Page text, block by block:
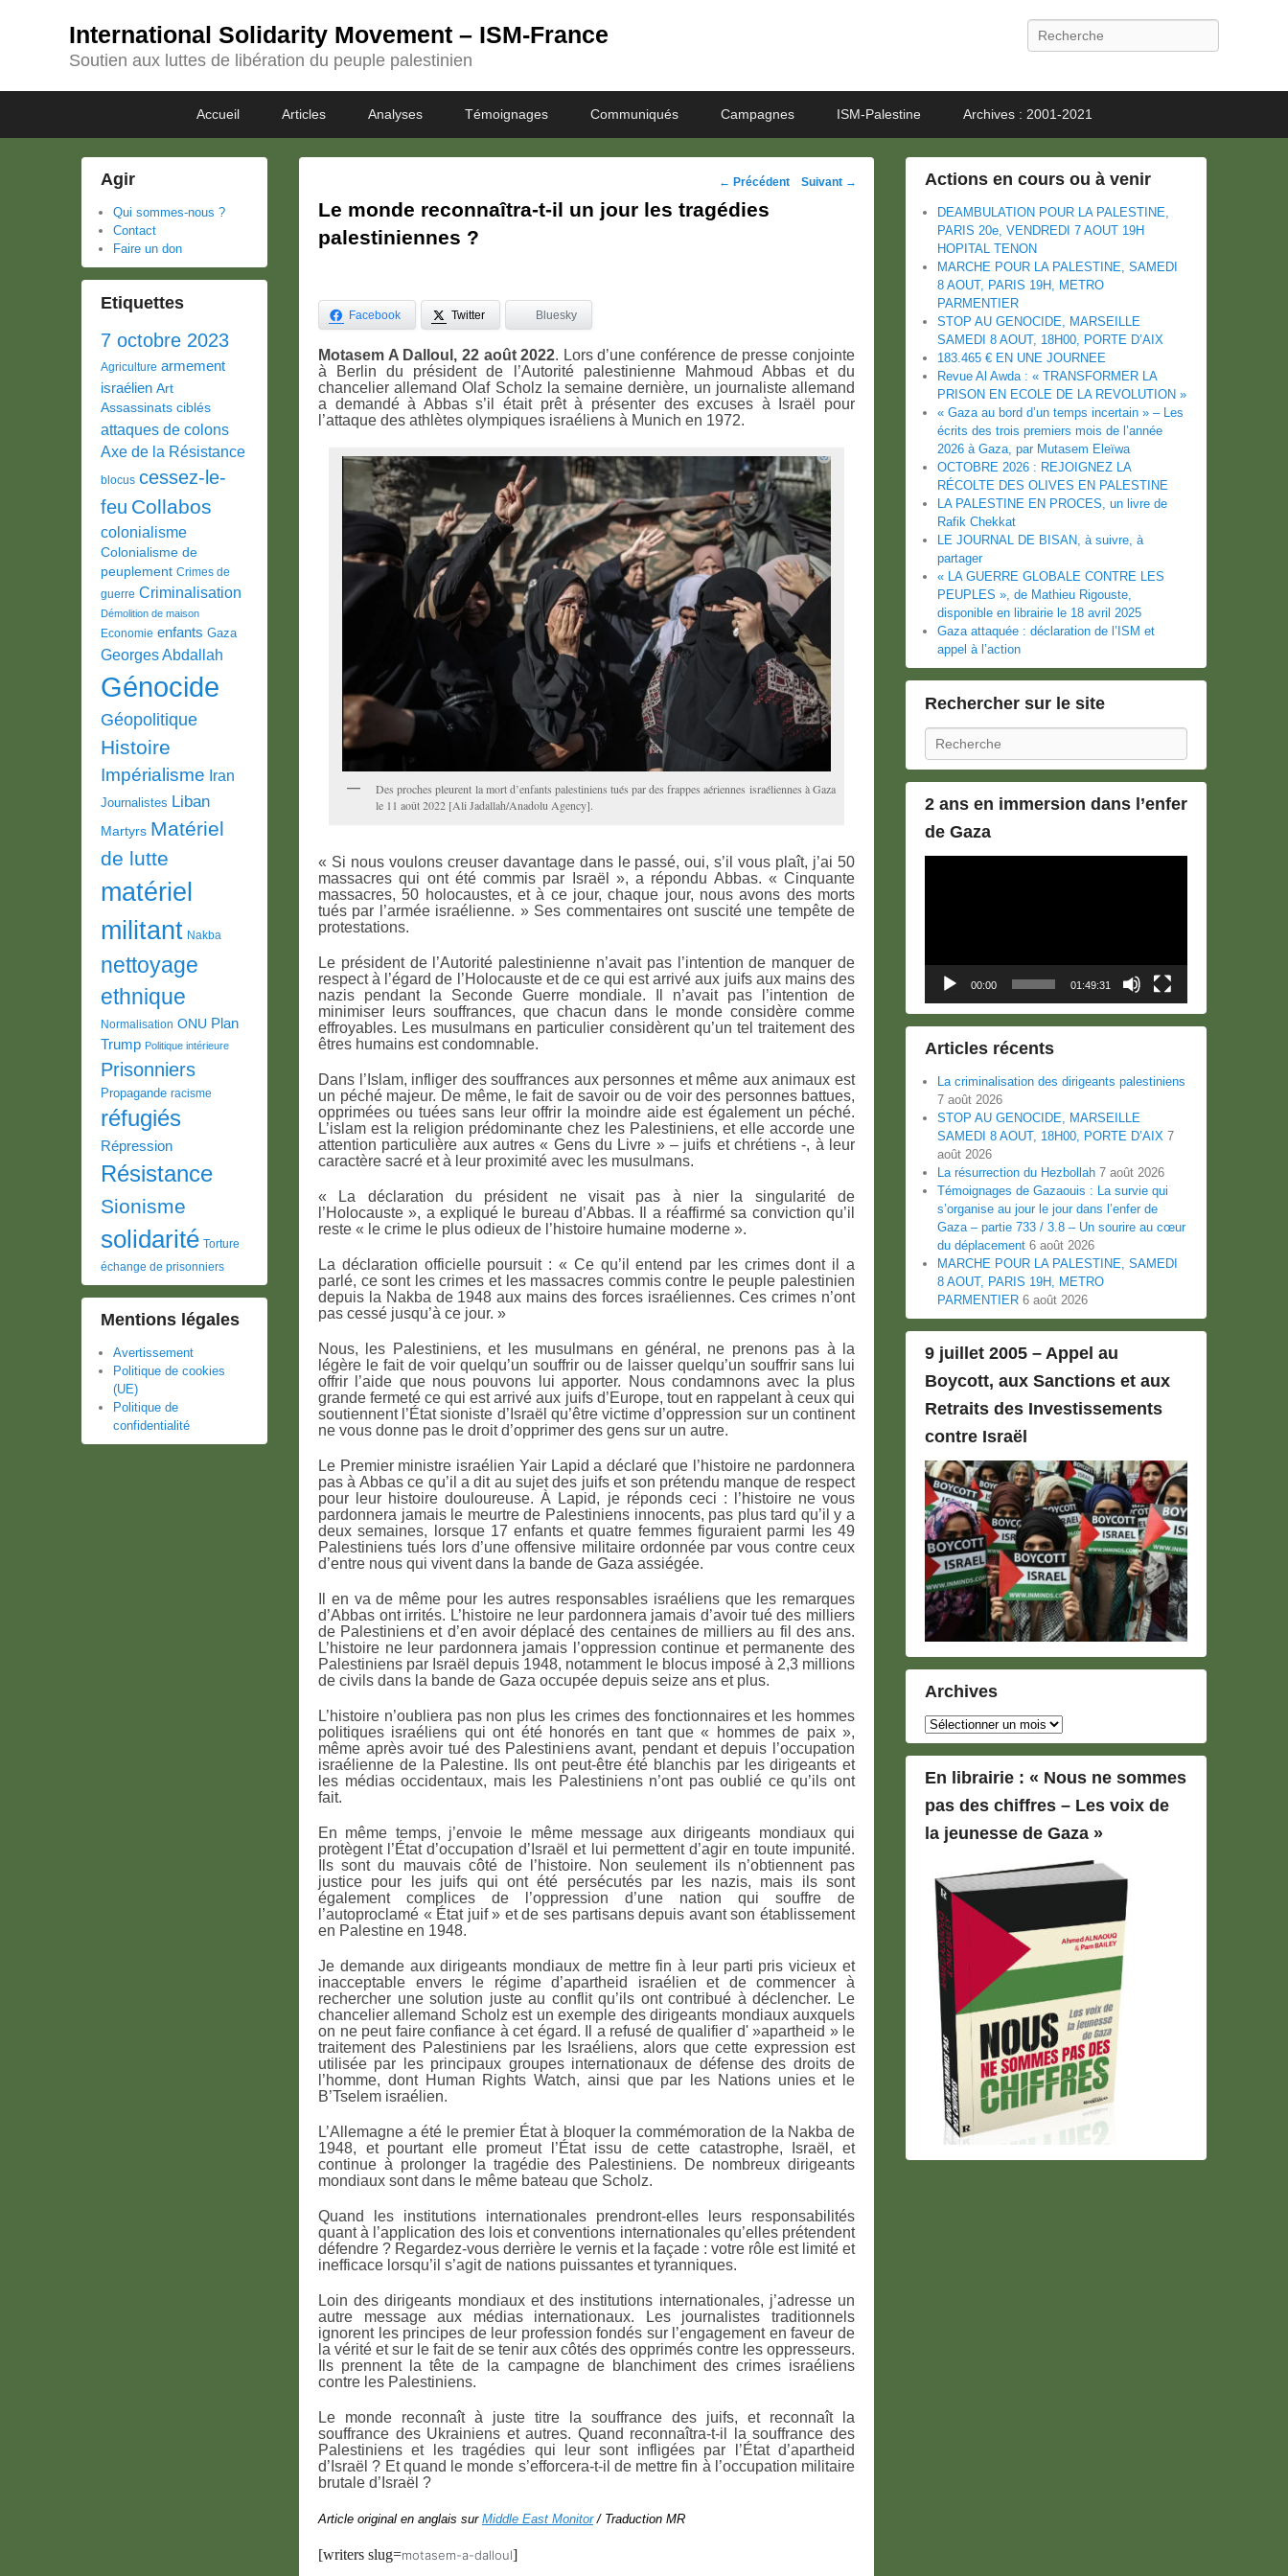
International Solidarity Movement – ISM-France
Soutien aux luttes de libération du peuple palestinien
Recherche
menu
Accueil Articles Analyses Témoignages Communiqués Campagnes ISM-Palestine Archives : 2001-2021
Navigation
des
← Précédent Suivant →
Le monde reconnaîtra-t-il un jour les tragédies
palestiniennes ?
Facebook Twitter Bluesky
Motasem A Dalloul, 22 août 2022. Lors d’une conférence de presse conjointe
à Berlin du président de l’Autorité palestinienne Mahmoud Abbas et du
chancelier allemand Olaf Scholz la semaine dernière, un journaliste allemand
a demandé à Abbas s’il était prêt à présenter des excuses à Israël pour
l’attaque des athlètes olympiques israéliens à Munich en 1972.
Des proches pleurent la mort d’enfants palestiniens tués par des frappes aériennes israéliennes à Gaza
le 11 août 2022 [Ali Jadallah/Anadolu Agency].
« Si nous voulons creuser davantage dans le passé, oui, s’il vous plaît, j’ai 50
massacres qui ont été commis par Israël », a répondu Abbas. « Cinquante
massacres, 50 holocaustes, et à ce jour, chaque jour, nous avons des morts
tués par l’armée israélienne. » Ses commentaires ont suscité une tempête de
protestations.
Le président de l’Autorité palestinienne n’avait pas l’intention de manquer de
respect à l’égard de l’Holocauste et de ce qui est arrivé aux juifs aux mains des
nazis pendant la Seconde Guerre mondiale. Il n’avait pas l’intention de
minimiser leurs souffrances, que chacun dans le monde considère comme
effroyables. Les musulmans en particulier considèrent qu’un tel traitement des
êtres humains est condomnable.
Dans l’Islam, infliger des souffrances aux personnes et même aux animaux est
un péché majeur. De même, le fait de savoir ou de voir des personnes battues,
opprimées ou tuées sans leur offrir la moindre aide est également un péché.
L’islam est la religion prédominante chez les Palestiniens, et elle accorde une
attention particulière aux autres « Gens du Livre » – juifs et chrétiens -, à leur
caractère sacré et à leur proximité avec les musulmans.
« La déclaration du président ne visait pas à nier la singularité de
l’Holocauste », a expliqué le bureau d’Abbas. Il a réaffirmé sa conviction qu’il
reste « le crime le plus odieux de l’histoire humaine moderne ».
La déclaration officielle poursuit : « Ce qu’il entend par les crimes dont il a
parlé, ce sont les crimes et les massacres commis contre le peuple palestinien
depuis la Nakba de 1948 aux mains des forces israéliennes. Ces crimes n’ont
pas cessé jusqu’à ce jour. »
Nous, les Palestiniens, et les musulmans en général, ne prenons pas à la
légère le fait de voir quelqu’un souffrir ou de laisser quelqu’un souffrir sans lui
offrir l’aide que nous pouvons lui apporter. Nous condamnons avec la plus
grande fermeté ce qui est arrivé aux juifs d’Europe, tout en rappelant à ceux qui
soutiennent l’État sioniste d’Israël qu’être victime d’oppression sur un continent
ne vous donne pas le droit d’opprimer des gens sur un autre.
Le Premier ministre israélien Yair Lapid a déclaré que l’histoire ne pardonnera
pas à Abbas ce qu’il a dit au sujet des juifs et son prétendu manque de respect
pour leur histoire douloureuse. À Lapid, je réponds ceci : l’histoire ne vous
pardonnera jamais le meurtre de Palestiniens innocents, pas plus tard qu’il y a
deux semaines, lorsque 17 enfants et quatre femmes figuraient parmi les 49
Palestiniens tués lors d’une offensive militaire ordonnée par vous contre ceux
d’entre nous qui vivent dans la bande de Gaza assiégée.
Il en va de même pour les autres responsables israéliens que les remarques
d’Abbas ont irrités. L’histoire ne leur pardonnera jamais d’avoir tué des milliers
de Palestiniens et d’en avoir déplacé des centaines de milliers au fil des ans.
L’histoire ne leur pardonnera jamais l’oppression continue et permanente des
Palestiniens par Israël depuis 1948, notamment le blocus imposé à 2,3 millions
de civils dans la bande de Gaza occupée depuis seize ans et plus.
L’histoire n’oubliera pas non plus les crimes des fonctionnaires et les hommes
politiques israéliens qui ont été honorés en tant que « hommes de paix »,
même après avoir tué des Palestiniens avant, pendant et depuis l’occupation
israélienne de la Palestine. Ils ont peut-être été blanchis par les dirigeants et
les médias occidentaux, mais les Palestiniens n’ont pas oublié ce qu’ils ont
fait.
En même temps, j’envoie le même message aux dirigeants mondiaux qui
protègent l’État d’occupation d’Israël et lui permettent d’agir en toute impunité.
Ils sont du mauvais côté de l’histoire. Non seulement ils n’obtiennent pas
justice pour les juifs qui ont été persécutés par les nazis, mais ils sont
également complices de l’oppression d’une nation qui souffre de
l’autoproclamé « État juif » et de ses partisans depuis avant son établissement
en Palestine en 1948.
Je demande aux dirigeants mondiaux de mettre fin à leur parti pris vicieux et
inacceptable envers le régime d’apartheid israélien et de commencer à
rechercher une solution juste au conflit qu’ils ont contribué à déclencher. Le
chancelier allemand Scholz est un exemple des dirigeants mondiaux auxquels
on ne peut faire confiance à cet égard. Il a refusé de qualifier d' »apartheid » le
traitement des Palestiniens par les Israéliens, alors que cette expression est
utilisée par les principaux groupes internationaux de défense des droits de
l’homme, dont Human Rights Watch, ainsi que par les Nations unies et le
B’Tselem israélien.
L’Allemagne a été le premier État à bloquer la commémoration de la Nakba de
1948, et pourtant elle promeut l’État issu de cette catastrophe, Israël, et
continue à prolonger la tragédie des Palestiniens. De nombreux dirigeants
mondiaux sont dans le même bateau que Scholz.
Quand les institutions internationales prendront-elles leurs responsabilités
quant à l’application des lois et conventions internationales qu’elles prétendent
défendre ? Regardez-vous derrière le vernis et la façade : votre rôle est limité et
inefficace lorsqu’il s’agit de nations puissantes et tyranniques.
Loin des dirigeants mondiaux et des institutions internationales, j’adresse un
autre message aux médias internationaux. Les journalistes traditionnels
ignorent les principes de leur profession fondés sur l’engagement en faveur de
la vérité et sur le fait de se tenir aux côtés des opprimés contre les oppresseurs.
Ils prennent la tête de la campagne de blanchiment des crimes israéliens
contre les Palestiniens.
Le monde reconnaît à juste titre la souffrance des juifs, et reconnaît la
souffrance des Ukrainiens et autres. Quand reconnaîtra-t-il la souffrance des
Palestiniens et les tragédies qui leur sont infligées par l’État d’apartheid
d’Israël ? Et quand le monde s’efforcera-t-il de mettre fin à l’occupation militaire
brutale d’Israël ?
Article original en anglais sur Middle East Monitor/ Traduction MR
[writers slug=motasem-a-dalloul]
Actions en cours ou à venir
DEAMBULATION POUR LA PALESTINE,
PARIS 20e, VENDREDI 7 AOUT 19H
HOPITAL TENON
MARCHE POUR LA PALESTINE, SAMEDI
8 AOUT, PARIS 19H, METRO
PARMENTIER
STOP AU GENOCIDE, MARSEILLE
SAMEDI 8 AOUT, 18H00, PORTE D’AIX
183.465 € EN UNE JOURNEE
Revue Al Awda : « TRANSFORMER LA
PRISON EN ECOLE DE LA REVOLUTION »
« Gaza au bord d’un temps incertain » – Les
écrits des trois premiers mois de l’année
2026 à Gaza, par Mutasem Eleïwa
OCTOBRE 2026 : REJOIGNEZ LA
RÉCOLTE DES OLIVES EN PALESTINE
LA PALESTINE EN PROCES, un livre de
Rafik Chekkat
LE JOURNAL DE BISAN, à suivre, à
partager
« LA GUERRE GLOBALE CONTRE LES
PEUPLES », de Mathieu Rigouste,
disponible en librairie le 18 avril 2025
Gaza attaquée : déclaration de l’ISM et
appel à l’action
Rechercher sur le site
Recherche
2 ans en immersion dans l’enfer
de Gaza
00:00 01:49:31
Articles récents
La criminalisation des dirigeants palestiniens
7 août 2026
STOP AU GENOCIDE, MARSEILLE
SAMEDI 8 AOUT, 18H00, PORTE D’AIX 7
août 2026
La résurrection du Hezbollah 7 août 2026
Témoignages de Gazaouis : La survie qui
s’organise au jour le jour dans l’enfer de
Gaza – partie 733 / 3.8 – Un sourire au cœur
du déplacement 6 août 2026
MARCHE POUR LA PALESTINE, SAMEDI
8 AOUT, PARIS 19H, METRO
PARMENTIER 6 août 2026
9 juillet 2005 – Appel au
Boycott, aux Sanctions et aux
Retraits des Investissements
contre Israël
Archives
Archives
En librairie : « Nous ne sommes
pas des chiffres – Les voix de
la jeunesse de Gaza »
Agir
Qui sommes-nous ?
Contact
Faire un don
Etiquettes
7 octobre 2023
Agriculture armement
israélien Art
Assassinats ciblés
attaques de colons
Axe de la Résistance
blocus cessez-le-
feu Collabos
colonialisme
Colonialisme de
peuplement Crimes de
guerre Criminalisation
Démolition de maison
Economie enfants Gaza
Georges Abdallah
Génocide
Géopolitique
Histoire
Impérialisme Iran
Journalistes Liban
Martyrs Matériel
de lutte
matériel
militant Nakba
nettoyage
ethnique
Normalisation ONU Plan
Trump Politique intérieure
Prisonniers
Propagande racisme
réfugiés
Répression
Résistance
Sionisme
solidarité Torture
échange de prisonniers
Mentions légales
Avertissement
Politique de cookies
(UE)
Politique de
confidentialité